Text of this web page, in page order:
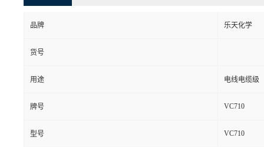
品牌 乐天化学
货号
用途 电线电缆级
牌号 VC710
型号 VC710